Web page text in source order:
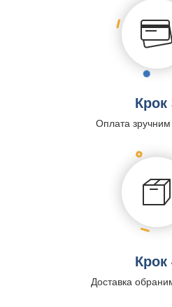
Крок
Оплата
Крок
Доставка